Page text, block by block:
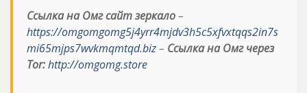
Ссылка на Омг сайт зеркало–
https://omgomgomg5j4yrr4mjdv3h5c5xfvxtqqs2in7s
mi65mjps7wvkmqmtqd.biz– Ссылка на Омг через
Tor:http://omgomg.store